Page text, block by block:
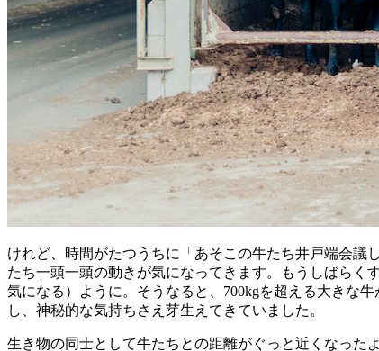
けれど、時間がたつうちに「あそこの牛たち井戸端会
たち一頭一頭の動きが気になってきます。もうしばらく
気になる）ように。そうなると、700kgを超える大きな
し、神秘的な気持ちさえ芽生えてきていました。
生き物の同士として牛たちとの距離がぐっと近くなった